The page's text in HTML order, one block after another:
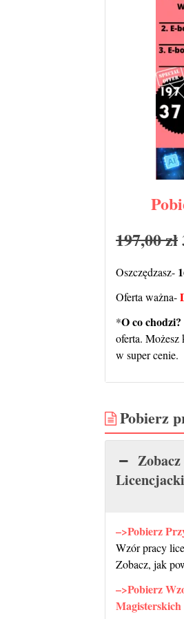
197,00 zł
Oszczędzasz-
Oferta ważna-
*O co chodzi?
oferta. Możesz
w super cenie.
Pobierz
–>Pobierz
Wzór pracy
Zobacz, jak
–>Pobierz